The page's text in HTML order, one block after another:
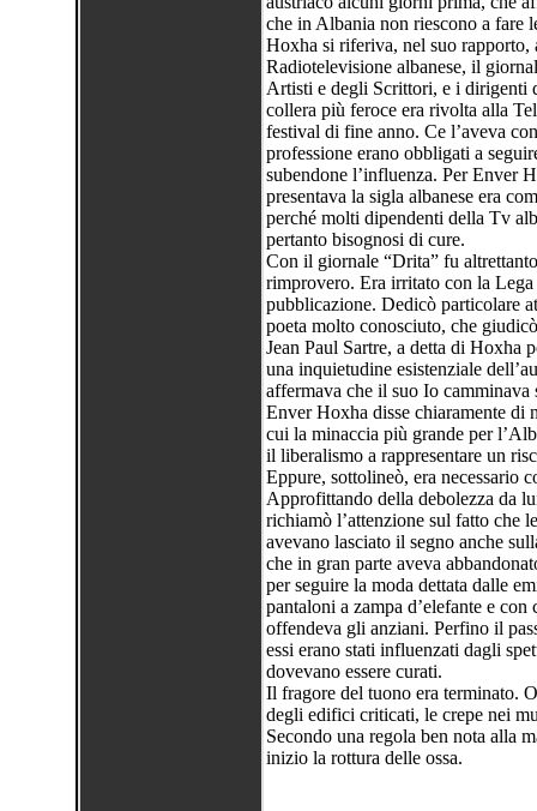
che in Albania non riescono a fare
Hoxha si riferiva, nel suo rapporto,
Radiotelevisione albanese, il
Artisti e degli Scrittori, e i dirigenti
collera più feroce era rivolta alla
festival di fine anno. Ce l’aveva
professione erano obbligati a
subendone l’influenza. Per Enver
presentava la sigla albanese era
perché molti dipendenti della Tv
pertanto bisognosi di cure.
Con il giornale “Drita” fu
rimprovero. Era irritato con la
pubblicazione. Dedicò particolare
poeta molto conosciuto, che
Jean Paul Sartre, a detta di Hoxha
una inquietudine esistenziale
affermava che il suo Io camminava
Enver Hoxha disse chiaramente di
cui la minaccia più grande per
il liberalismo a rappresentare un
Eppure, sottolineò, era necessario
Approfittando della debolezza da
richiamò l’attenzione sul fatto che
avevano lasciato il segno anche
che in gran parte aveva
per seguire la moda dettata dalle
pantaloni a zampa d’elefante e
offendeva gli anziani. Perfino il
essi erano stati influenzati dagli
dovevano essere curati.
Il fragore del tuono era terminato.
degli edifici criticati, le crepe nei
Secondo una regola ben nota alla
inizio la rottura delle ossa.